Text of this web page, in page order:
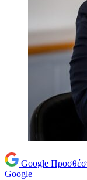
Google
Google